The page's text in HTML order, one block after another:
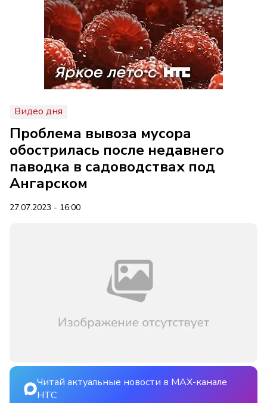
Видео дня
Проблема вывоза мусора
обострилась после недавнего
паводка в садоводствах под
Ангарском
27.07.2023 - 16:00
Читай актуальные новости в MAX-канале
НТС